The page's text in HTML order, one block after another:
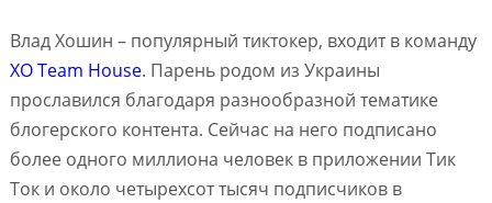
Влад Хошин – популярный тиктокер, входит в команду
XO Team House. Парень родом из Украины
прославился благодаря разнообразной тематике
блогерского контента. Сейчас на него подписано
более одного миллиона человек в приложении Тик
Ток и около четырехсот тысяч подписчиков в